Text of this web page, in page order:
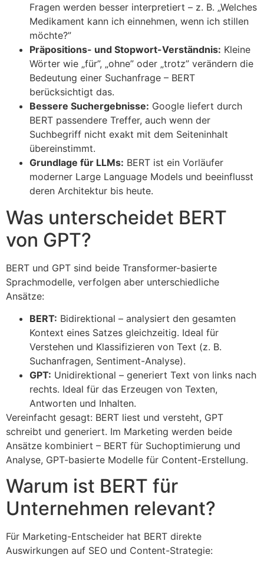
Fragen werden besser interpretiert – z. B. „Welches
Medikament kann ich einnehmen, wenn ich stillen
möchte?”
Präpositions- und Stopwort-Verständnis: Kleine
Wörter wie „für”, „ohne” oder „trotz” verändern die
Bedeutung einer Suchanfrage – BERT
berücksichtigt das.
Bessere Suchergebnisse: Google liefert durch
BERT passendere Treffer, auch wenn der
Suchbegriff nicht exakt mit dem Seiteninhalt
übereinstimmt.
Grundlage für LLMs: BERT ist ein Vorläufer
moderner Large Language Models und beeinflusst
deren Architektur bis heute.
Was unterscheidet BERT
von GPT?
BERT und GPT sind beide Transformer-basierte
Sprachmodelle, verfolgen aber unterschiedliche
Ansätze:
BERT: Bidirektional – analysiert den gesamten
Kontext eines Satzes gleichzeitig. Ideal für
Verstehen und Klassifizieren von Text (z. B.
Suchanfragen, Sentiment-Analyse).
GPT: Unidirektional – generiert Text von links nach
rechts. Ideal für das Erzeugen von Texten,
Antworten und Inhalten.
Vereinfacht gesagt: BERT liest und versteht, GPT
schreibt und generiert. Im Marketing werden beide
Ansätze kombiniert – BERT für Suchoptimierung und
Analyse, GPT-basierte Modelle für Content-Erstellung.
Warum ist BERT für
Unternehmen relevant?
Für Marketing-Entscheider hat BERT direkte
Auswirkungen auf SEO und Content-Strategie: